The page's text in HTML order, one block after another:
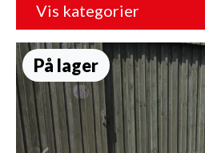
Vis kategorier
På lager